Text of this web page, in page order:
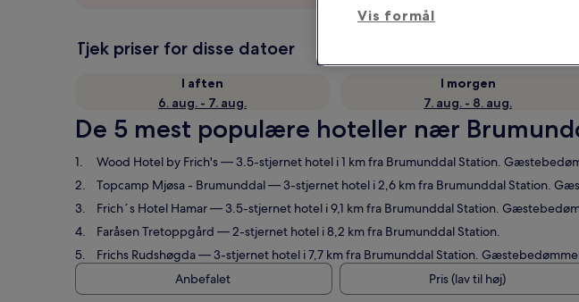
Tjek priser for disse datoer
I aften
6. aug. - 7. aug.
I morgen
7. aug. - 8. aug.
De 5 mest populære hoteller nær
Wood Hotel by Frich's— 3.5-stjernet hotel i 1 km fra Brumunddal Station.
Topcamp Mjøsa - Brumunddal— 3-stjernet hotel i 2,6 km fra Brumunddal Station.
Frich´s Hotel Hamar— 3.5-stjernet hotel i 9,1 km fra Brumunddal Station.
Faråsen Tretoppgård — 2-stjernet hotel i 8,2 km fra Brumunddal Station.
Frichs Rudshøgda— 3-stjernet hotel i 7,7 km fra Brumunddal Station.
Anbefalet
Pris (lav til høj)
Vis formål